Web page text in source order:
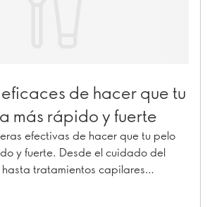
de hacer que tu
más rápido y fuerte
efectivas de hacer que tu pelo
y fuerte. Desde el cuidado del
tratamientos capilares